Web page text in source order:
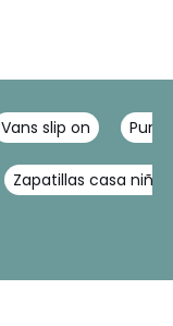
Vans slip on
Zapatillas casa niña